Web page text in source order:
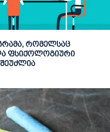
რომელსაც
ფსიქოლოგიური